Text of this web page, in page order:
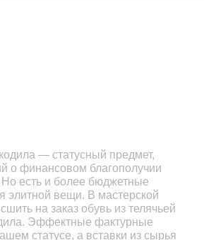
— статусный предмет,
о финансовом благополучии
Но есть и более бюджетные
элитной вещи. В мастерской
на заказ обувь из телячьей
Эффектные фактурные
статусе, а вставки из сырья